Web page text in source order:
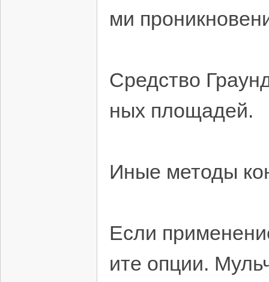
ми
Средство
ных площадей.
Иные методы
Если
ите опции.